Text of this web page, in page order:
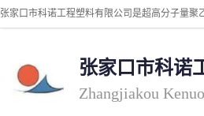
张家口市科诺
Zhangjiakou